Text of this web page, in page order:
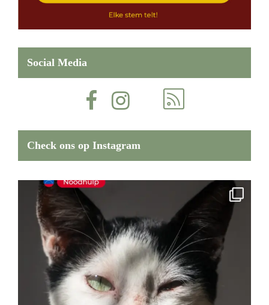
Social Media
Check ons op Instagram